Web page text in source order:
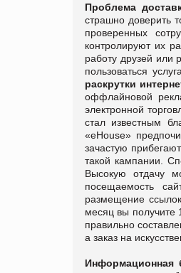
Проблема
страшно доверить
проверенных
контролируют их
работу друзей или
пользоваться
раскрутки
оффлайновой
электронной
стал известным
«eHouse»
зачастую
такой кампании.
Высокую отдачу
посещаемость
размещение
месяц вы получите
правильно
а заказ на
Информационная